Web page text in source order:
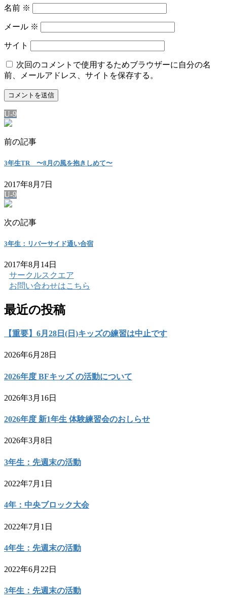
名前 ※
メール ※
サイト
次回のコメントで使用するためブラウザーに自分の名
前、メールアドレス、サイトを保存する。
U-9
前の記事
3年生TR 〜8月の風を抱きしめて〜
2017年8月7日
U-9
次の記事
3年生：リバーサイド通い合宿
2017年8月14日
サークルスクエア
お問い合わせはこちら
最近の投稿
【重要】6月28日(日)キッズの練習は中止です
2026年6月28日
2026年度 BFキッズ の活動について
2026年3月16日
2026年度 新1年生 体験練習会のおしらせ
2026年3月8日
3年生：先週末の活動
2022年7月1日
4年：中央ブロック大会
2022年7月1日
4年生：先週末の活動
2022年6月22日
3年生：先週末の活動